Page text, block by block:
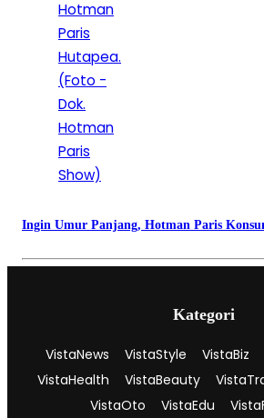
Ingin Umur Panjang, Hotman Paris
Kategori
VistaNews VistaStyle VistaBiz
VistaHealth
VistaBeauty
VistaOto
VistaEdu